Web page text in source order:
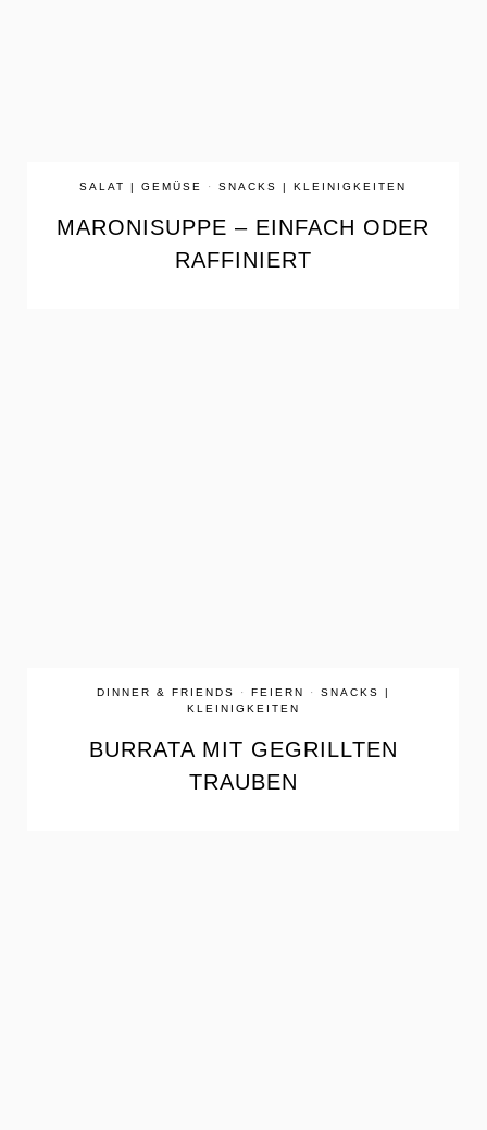
SALAT | GEMÜSE ·SNACKS | KLEINIGKEITEN
MARONISUPPE – EINFACH ODER
RAFFINIERT
DINNER & FRIENDS · FEIERN · SNACKS |
KLEINIGKEITEN
BURRATA MIT GEGRILLTEN
TRAUBEN